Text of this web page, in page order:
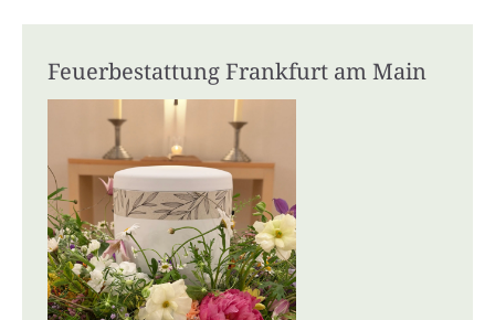
Feuerbestattung Frankfurt am Main